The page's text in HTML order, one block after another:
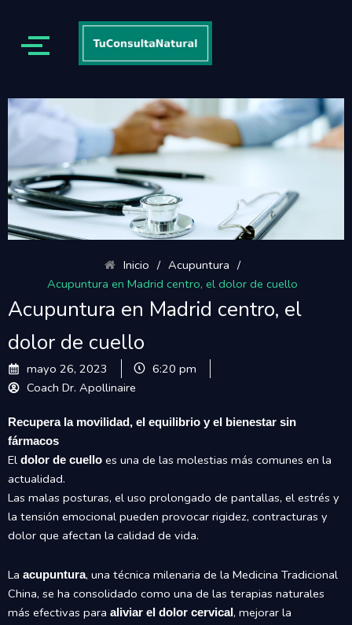
Inicio / Acupuntura /
Acupuntura en Madrid centro, el dolor de cuello
Acupuntura en Madrid centro, el
dolor de cuello
mayo 26, 2023
6:20 pm
Coach Dr. Apollinaire
Recupera la movilidad, el equilibrio y el bienestar sin
fármacos
El dolor de cuello es una de las molestias más comunes en la
actualidad.
Las malas posturas, el uso prolongado de pantallas, el estrés y
la tensión emocional pueden provocar rigidez, contracturas y
dolor que afectan la calidad de vida.
La acupuntura, una técnica milenaria de la Medicina Tradicional
China, se ha consolidado como una de las terapias naturales
más efectivas para aliviar el dolor cervical , mejorar la